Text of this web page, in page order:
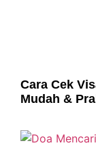
Cara Cek
Mudah &